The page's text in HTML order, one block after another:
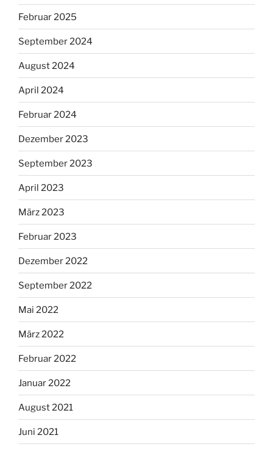
Februar 2025
September 2024
August 2024
April 2024
Februar 2024
Dezember 2023
September 2023
April 2023
März 2023
Februar 2023
Dezember 2022
September 2022
Mai 2022
März 2022
Februar 2022
Januar 2022
August 2021
Juni 2021